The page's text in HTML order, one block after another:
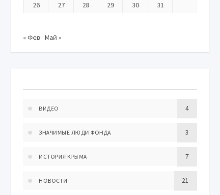
26
27 28 29 30 31
« Фев Май »
ВИДЕО 4
ЗНАЧИМЫЕ ЛЮДИ ФОНДА 3
ИСТОРИЯ КРЫМА 7
НОВОСТИ 21